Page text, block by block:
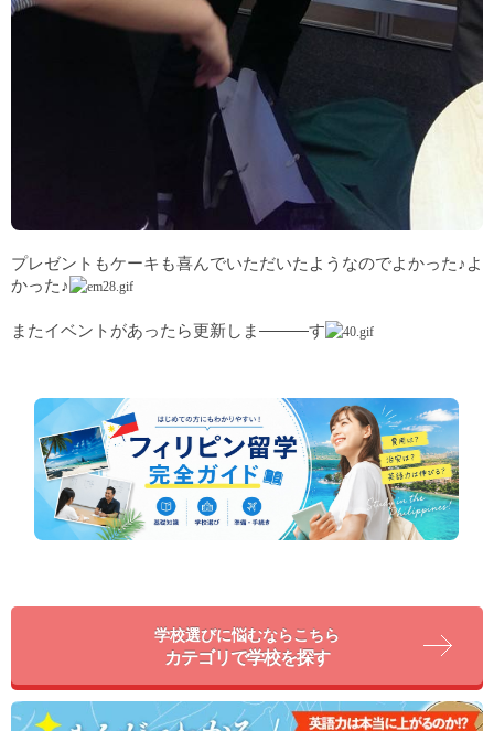
プレゼントもケーキも喜んでいただいたようなのでよかった♪よ
かった♪
またイベントがあったら更新しま―――す
学校選びに悩むならこちら
カテゴリで学校を探す